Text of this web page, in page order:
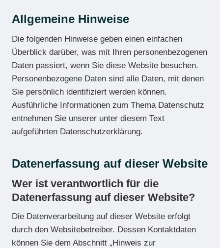
Allgemeine Hinweise
Die folgenden Hinweise geben einen einfachen
Überblick darüber, was mit Ihren personenbezogenen
Daten passiert, wenn Sie diese Website besuchen.
Personenbezogene Daten sind alle Daten, mit denen
Sie persönlich identifiziert werden können.
Ausführliche Informationen zum Thema Datenschutz
entnehmen Sie unserer unter diesem Text
aufgeführten Datenschutzerklärung.
Datenerfassung auf dieser Website
Wer ist verantwortlich für die
Datenerfassung auf dieser Website?
Die Datenverarbeitung auf dieser Website erfolgt
durch den Websitebetreiber. Dessen Kontaktdaten
können Sie dem Abschnitt „Hinweis zur